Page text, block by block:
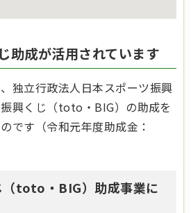
助成が活用されています
独立行政法人日本スポーツ振興
興くじ（toto・BIG）の助成を
です（令和元年度助成金：
（toto・BIG）助成事業に